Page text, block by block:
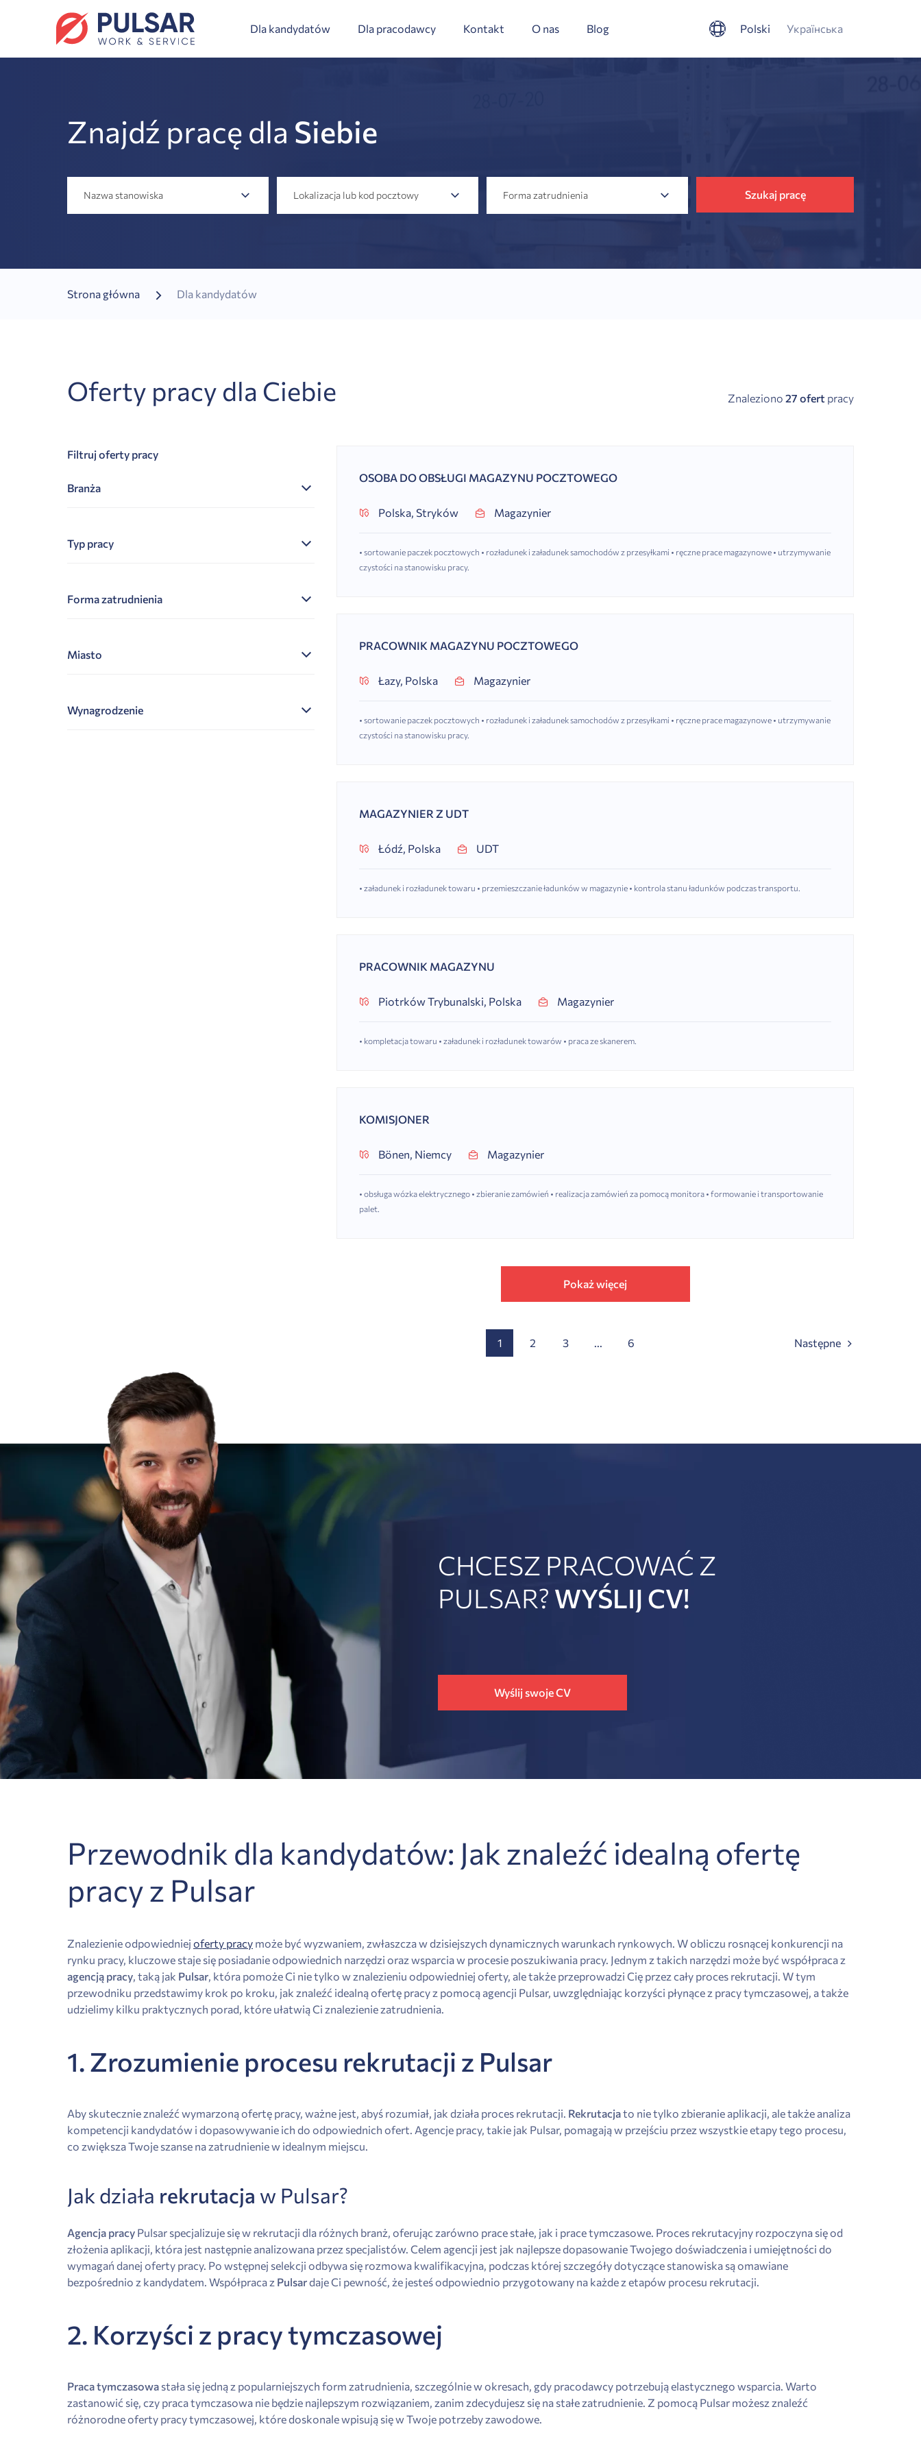
Dla kandydatów Dla pracodawcy Kontakt O nas Blog Polski Українська
Znajdź pracę dla Siebie
Nazwa stanowiska Lokalizacja lub kod pocztowy Forma zatrudnienia Szukaj pracę
Strona główna Dla kandydatów
Oferty pracy dla Ciebie Znaleziono 27 ofert pracy
Filtruj oferty pracy
Branża
Typ pracy
Forma zatrudnienia
Miasto
Wynagrodzenie
OSOBA DO OBSŁUGI MAGAZYNU POCZTOWEGO
Polska, Stryków Magazynier
• sortowanie paczek pocztowych • rozładunek i załadunek samochodów z przesyłkami • ręczne prace magazynowe • utrzymywanie
czystości na stanowisku pracy.
PRACOWNIK MAGAZYNU POCZTOWEGO
Łazy, Polska Magazynier
• sortowanie paczek pocztowych • rozładunek i załadunek samochodów z przesyłkami • ręczne prace magazynowe • utrzymywanie
czystości na stanowisku pracy.
MAGAZYNIER Z UDT
Łódź, Polska UDT
• załadunek i rozładunek towaru • przemieszczanie ładunków w magazynie • kontrola stanu ładunków podczas transportu.
PRACOWNIK MAGAZYNU
Piotrków Trybunalski, Polska Magazynier
• kompletacja towaru • załadunek i rozładunek towarów • praca ze skanerem.
KOMISJONER
Bönen, Niemcy Magazynier
• obsługa wózka elektrycznego • zbieranie zamówień • realizacja zamówień za pomocą monitora • formowanie i transportowanie
palet.
Pokaż więcej
1 2 3 ... 6 Następne
CHCESZ PRACOWAĆ Z
PULSAR? WYŚLIJ CV!
Wyślij swoje CV
Przewodnik dla kandydatów: Jak znaleźć idealną ofertę
pracy z Pulsar
Znalezienie odpowiedniej oferty pracy może być wyzwaniem, zwłaszcza w dzisiejszych dynamicznych warunkach rynkowych. W obliczu rosnącej konkurencji na
rynku pracy, kluczowe staje się posiadanie odpowiednich narzędzi oraz wsparcia w procesie poszukiwania pracy. Jednym z takich narzędzi może być współpraca z
agencją pracy, taką jak Pulsar, która pomoże Ci nie tylko w znalezieniu odpowiedniej oferty, ale także przeprowadzi Cię przez cały proces rekrutacji. W tym
przewodniku przedstawimy krok po kroku, jak znaleźć idealną ofertę pracy z pomocą agencji Pulsar, uwzględniając korzyści płynące z pracy tymczasowej, a także
udzielimy kilku praktycznych porad, które ułatwią Ci znalezienie zatrudnienia.
1. Zrozumienie procesu rekrutacji z Pulsar
Aby skutecznie znaleźć wymarzoną ofertę pracy, ważne jest, abyś rozumiał, jak działa proces rekrutacji. Rekrutacjato nie tylko zbieranie aplikacji, ale także analiza
kompetencji kandydatów i dopasowywanie ich do odpowiednich ofert. Agencje pracy, takie jak Pulsar, pomagają w przejściu przez wszystkie etapy tego procesu,
co zwiększa Twoje szanse na zatrudnienie w idealnym miejscu.
Jak działa rekrutacja w Pulsar?
Agencja pracy Pulsar specjalizuje się w rekrutacji dla różnych branż, oferując zarówno prace stałe, jak i prace tymczasowe. Proces rekrutacyjny rozpoczyna się od
złożenia aplikacji, która jest następnie analizowana przez specjalistów. Celem agencji jest jak najlepsze dopasowanie Twojego doświadczenia i umiejętności do
wymagań danej oferty pracy. Po wstępnej selekcji odbywa się rozmowa kwalifikacyjna, podczas której szczegóły dotyczące stanowiska są omawiane
bezpośrednio z kandydatem. Współpraca z Pulsardaje Ci pewność, że jesteś odpowiednio przygotowany na każde z etapów procesu rekrutacji.
2. Korzyści z pracy tymczasowej
Praca tymczasowa stała się jedną z popularniejszych form zatrudnienia, szczególnie w okresach, gdy pracodawcy potrzebują elastycznego wsparcia. Warto
zastanowić się, czy praca tymczasowa nie będzie najlepszym rozwiązaniem, zanim zdecydujesz się na stałe zatrudnienie. Z pomocą Pulsar możesz znaleźć
różnorodne oferty pracy tymczasowej, które doskonale wpisują się w Twoje potrzeby zawodowe.